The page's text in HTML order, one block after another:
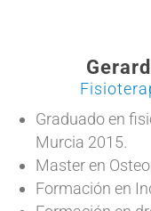
Graduado en
Murcia 2015.
Master en
Formación en